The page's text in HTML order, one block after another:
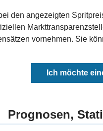
den angezeigten
vornehmen. Sie
Ich möchte
Prognosen,